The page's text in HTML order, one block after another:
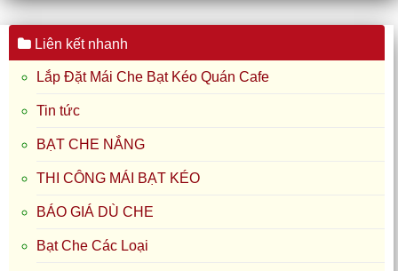
Liên kết nhanh
Lắp Đặt Mái Che Bạt Kéo Quán Cafe
Tin tức
BẠT CHE NẮNG
THI CÔNG MÁI BẠT KÉO
BÁO GIÁ DÙ CHE
Bạt Che Các Loại